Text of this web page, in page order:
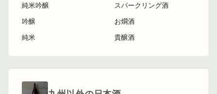
純米吟醸
吟醸
純米
スパークリング酒
お燗酒
貴醸酒